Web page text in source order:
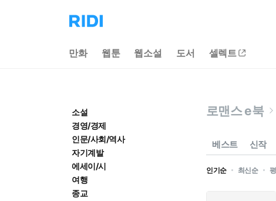
리
디
으
만화 웹툰 웹소설 도서 셀렉트
소설
경영/경제
인문/사회/역사
자기계발
에세이/시
여행
종교
로맨스 e북
베스트 신작
인기순 최신순